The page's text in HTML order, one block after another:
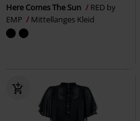
Here Comes The Sun
RED by
EMP
Mittellanges Kleid